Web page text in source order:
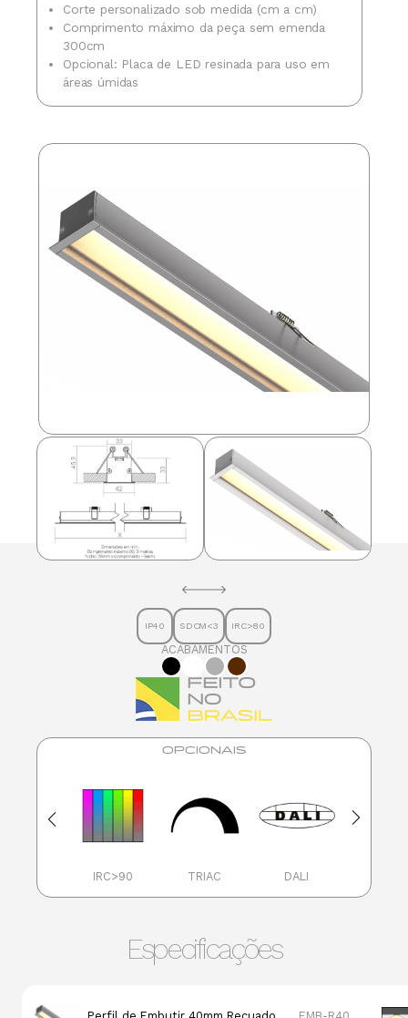
Corte personalizado sob medida (cm a cm)
Comprimento máximo da peça sem emenda
300cm
Opcional: Placa de LED resinada para uso em
áreas úmidas
IP40 SDCM<3 IRC>80
ACABAMENTOS
OPCIONAIS
IRC>90 TRIAC DALI
Especificações